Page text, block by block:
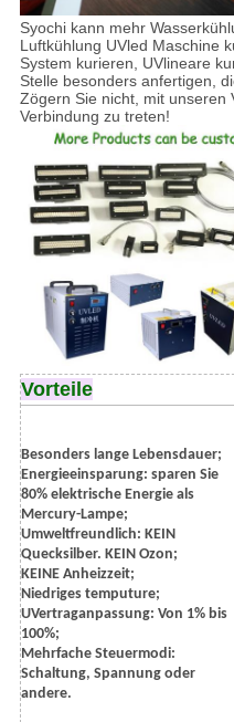
Syochi kann mehr
Luftkühlung UVled Maschine
System kurieren, UVlineare
Stelle besonders anfertigen,
Zögern Sie nicht, mit unseren
Verbindung zu treten!
Vorteile
Besonders lange Lebensdauer;
Energieeinsparung: sparen Sie
80% elektrische Energie als
Mercury-Lampe;
Umweltfreundlich: KEIN
Quecksilber. KEIN Ozon;
KEINE Anheizzeit;
Niedriges temputure;
UVertraganpassung: Von 1% bis
100%;
Mehrfache Steuermodi:
Schaltung, Spannung oder
andere.